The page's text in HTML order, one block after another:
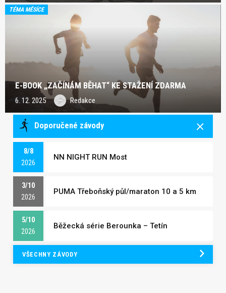
TÉMA MĚSÍCE
E-BOOK „ZAČÍNÁM BĚHAT“ KE STAŽENÍ ZDARMA
6. 12. 2025 Redakce
Doporučené závody
8/8
2026
NN NIGHT RUN Most
3/10
2026
PUMA Třeboňský půl/maraton 10 a 5 km
5/10
2026
Běžecká série Berounka – Tetín
VŠECHNY ZÁVODY